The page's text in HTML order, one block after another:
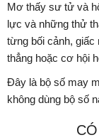
Mơ thấy sư tử và
lực và những thử
từng bối cảnh, giấc
thẳng hoặc cơ hội
Đây là bộ số may
không dùng bộ số